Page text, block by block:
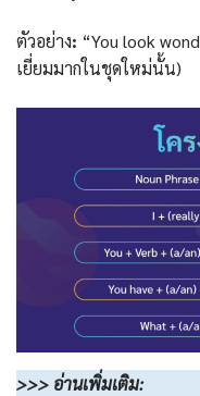
ตัวอย่าง: “You look
เยี่ยมมากในชุดใหม่นั้น)
>>> อ่านเพิ่มเติม: